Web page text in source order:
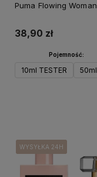
Puma Flowing Woman
38,90 zł
Pojemność:
10ml TESTER 50ml
WYSYŁKA 24H
WYSYŁKA 24H
WYSYŁKA 24H
WYSYŁKA 24H